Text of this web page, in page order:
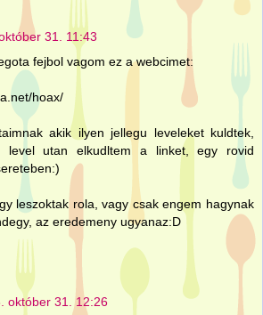
31. 11:43
fejbol vagom ez a webcimet:
hoax/
akik ilyen jellegu leveleket kuldtek,
level utan elkudltem a linket, egy rovid
leszoktak rola, vagy csak engem hagynak
az eredemeny ugyanaz:D
október 31. 12:26